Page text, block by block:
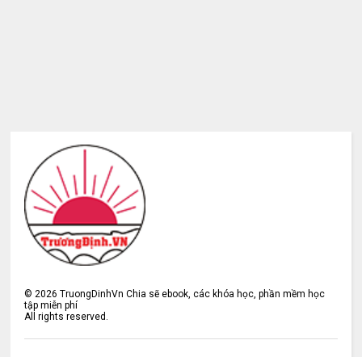
©2026 TruongDinhVn Chia sẽ ebook, các khóa học, phần mềm học
tập miễn phí
All rights reserved.